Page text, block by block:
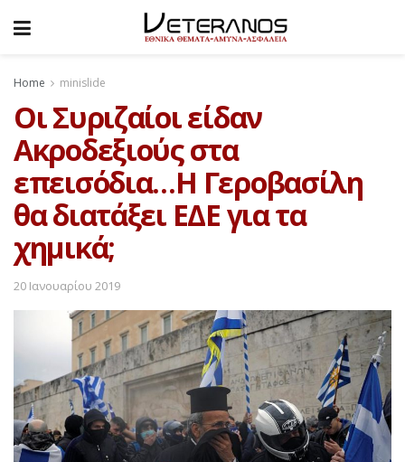
Home minislide
Οι Συριζαίοι είδαν
Ακροδεξιούς στα
επεισόδια…Η Γεροβασίλη
θα διατάξει ΕΔΕ για τα
χημικά;
20 Ιανουαρίου 2019